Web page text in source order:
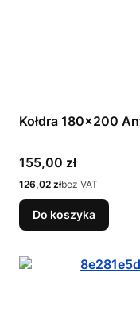
Kołdra 180x200
Cena
155,00 zł
Cena
126,02 złbez VAT
Do koszyka